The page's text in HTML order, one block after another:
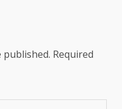
published. Required